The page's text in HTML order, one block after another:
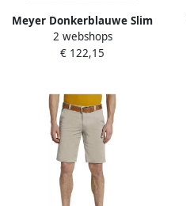
Meyer Donkerblauwe Slim
Fit Jeans Blue Heren
2 webshops
€ 122,15